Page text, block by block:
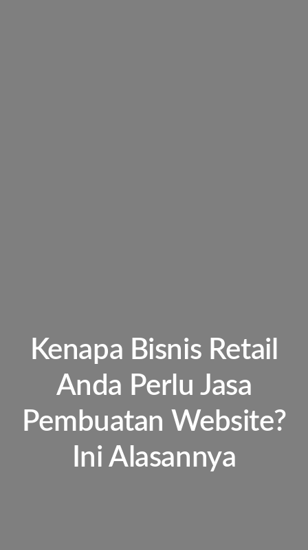
Kenapa Bisnis Retail
Anda Perlu Jasa
Pembuatan Website?
Ini Alasannya